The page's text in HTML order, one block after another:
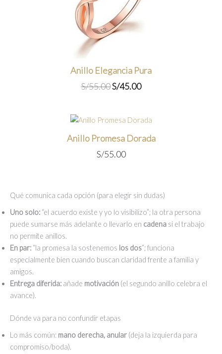
Anillo Elegancia Pura
S/55.00El
era:
S/45.00El
es:
Anillo Promesa Dorada
S/55.00
Qué comunica cada opción (para elegir sin dudas)
Uno solo: “el acuerdo existe y yo lo visibilizo”; la otra persona
puede sumarse más adelante o llevarlo en cadena si el trabajo
no permite anillos.
En par: “la promesa la sostenemos los dos”; funciona
especialmente bien cuando buscan claridad frente a familia y
amigos.
Entrega diferida: añade motivación (el segundo anillo celebra el
avance).
Dónde va para no confundir etapas
Lo más común: mano derecha, anular (deja la izquierda para
compromiso/boda).